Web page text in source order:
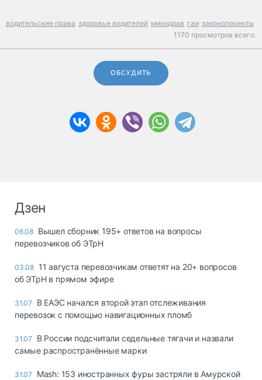
водительские права здоровье водителей минздрав гаи законопроекты
1170 просмотров всего.
ОБСУДИТЬ
Дзен
06.08 Вышел сборник 195+ ответов на вопросы
перевозчиков об ЭТрН
03.08 11 августа перевозчикам ответят на 20+ вопросов
об ЭТрН в прямом эфире
31.07
В ЕАЭС начался второй этап отслеживания
перевозок с помощью навигационных пломб
31.07
В России подсчитали седельные тягачи и назвали
самые распространённые марки
31.07
Mash: 153 иностранных фуры застряли в Амурской